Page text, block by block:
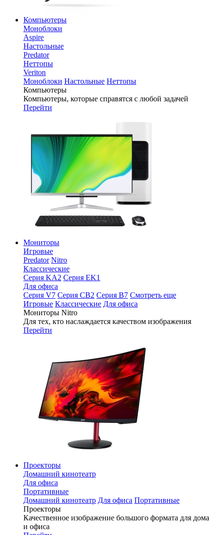
Компьютеры
Моноблоки
Aspire
Настольные
Predator
Неттопы
Veriton
Моноблоки Настольные Неттопы
Компьютеры
Компьютеры, которые справятся с любой задачей
Перейти
Мониторы
Игровые
Predator Nitro
Классические
Серия KA2 Серия EK1
Для офиса
Серия V7 Серия CB2 Серия B7 Смотреть еще
Игровые Классические Для офиса
Мониторы Nitro
Для тех, кто наслаждается качеством изображения
Перейти
Проекторы
Домашний кинотеатр
Для офиса
Портативные
Домашний кинотеатр Для офиса Портативные
Проекторы
Качественное изображение большого формата для дома
и офиса